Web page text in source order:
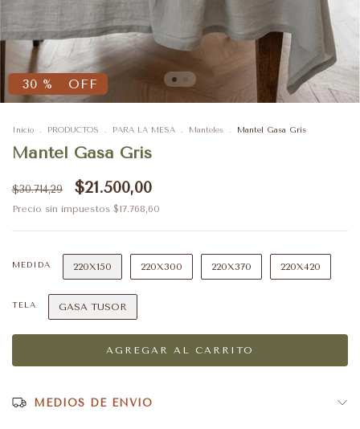
30 % OFF
Inicio . PRODUCTOS . PARA LA MESA . Manteles . Mantel Gasa Gris
Mantel Gasa Gris
$30.714,29 $21.500,00
Precio sin impuestos $17.768,60
MEDIDA 220X150 220X300 220X370 220X420
TELA GASA TUSOR
MEDIOS DE ENVÍO